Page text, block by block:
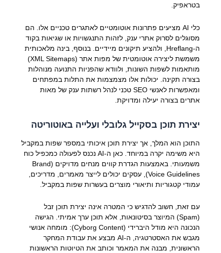
בטראפיק.
כלי AI מציעים פתרונות אוטומטיים לאתגרים טכניים אלו. הם
מסוגלים לסרוק אתרי ענק, לזהות התנגשויות או שגיאות בקוד
ה-Hreflang, ולהציע תיקונים מיידיים. בנוסף, בינה מלאכותית
משמשת ליצירה אוטומטית של מפות אתר (XML Sitemaps)
מותאמות לשפות השונות, ולוודא שהפניות התנועה מנוהלות
בצורה תקינה. יכולות אלו מצמצמות את התלות במפתחים
ומאפשרות לאנשי SEO טכני לנהל רשתות ענק של מאות
אתרים בצורה יעילה ומדויקת.
יצירת תוכן בסקייל גלובלי ועלייה באוטוריטה
התוכן הוא המלך, אך יצירת תוכן איכותי במספר שפות במקביל
היא משימה יקרה במיוחד. כאן ה-AI נכנס לפעולה כמכפיל כוח
משמעותי. באמצעות הגדרת קווים מנחים מדויקים (Brand
Voice Guidelines), עסקים יכולים לייצר מאמרים, מדריכים,
עמודי קטגוריות ותיאורי מוצרים בעשרות שפות במקביל.
עם זאת, חשוב להדגיש כי המטרה אינה יצירת תוכן זבל
(Spam) המיוצר בסיטונאות, אלא תוכן ערך אמיתי. הגישה
הנכונה היא מודל היברידי (Cyborg Content): מומחה אנושי
מגבש את האסטרטגיה, ה-AI מבצע את עבודת המחקר
הראשונית, מבנה את המאמר וכותב את הטיוטות הראשונות